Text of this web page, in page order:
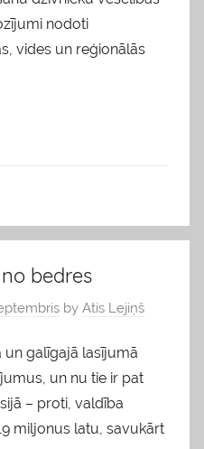
nodoti
vides un reģionālās
bedres
by Atis Lejiņš
un galīgajā lasījumā
un nu tie ir pat
– proti, valdība
miljonus latu, savukārt